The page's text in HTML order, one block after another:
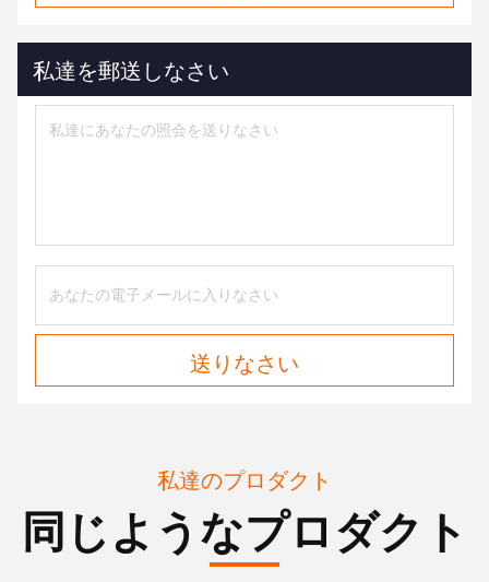
私達を郵送しなさい
送りなさい
私達のプロダクト
同じようなプロダクト